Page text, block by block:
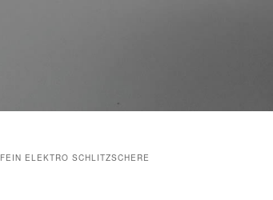
FEIN ELEKTRO SCHLITZSCHERE